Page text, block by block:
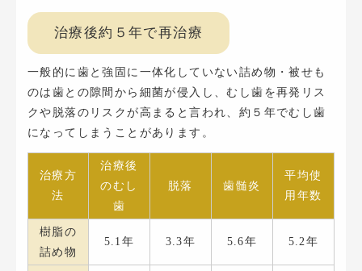
治療後約５年で再治療
一般的に歯と強固に一体化していない詰め物・被せも
のは歯との隙間から細菌が侵入し、むし歯を再発リス
クや脱落のリスクが高まると言われ、約５年でむし歯
になってしまうことがあります。
治療方
法
治療後
のむし
歯
脱落 歯髄炎
平均使
用年数
樹脂の
詰め物
5.1年 3.3年 5.6年 5.2年